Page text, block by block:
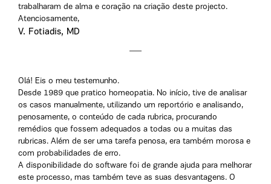
trabalharam de alma e coração na criação deste projecto.
Atenciosamente,
V. Fotiadis, MD
Olá! Eis o meu testemunho.
Desde 1989 que pratico homeopatia. No início, tive de analisar
os casos manualmente, utilizando um reportório e analisando,
penosamente, o conteúdo de cada rubrica, procurando
remédios que fossem adequados a todas ou a muitas das
rubricas. Além de ser uma tarefa penosa, era também morosa e
com probabilidades de erro.
A disponibilidade do software foi de grande ajuda para melhorar
este processo, mas também teve as suas desvantagens. O